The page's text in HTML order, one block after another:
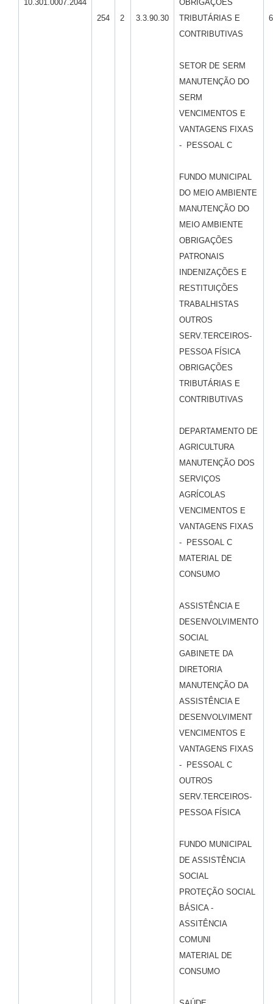
10.301.0007.2044
254 2 3.3.90.30
OBRIGAÇÕES
TRIBUTÁRIAS E
CONTRIBUTIVAS
SETOR DE SERM
MANUTENÇÃO DO
SERM
VENCIMENTOS E
VANTAGENS FIXAS
- PESSOAL C
FUNDO MUNICIPAL
DO MEIO AMBIENTE
MANUTENÇÃO DO
MEIO AMBIENTE
OBRIGAÇÕES
PATRONAIS
INDENIZAÇÕES E
RESTITUIÇÕES
TRABALHISTAS
OUTROS
SERV.TERCEIROS-
PESSOA FÍSICA
OBRIGAÇÕES
TRIBUTÁRIAS E
CONTRIBUTIVAS
DEPARTAMENTO DE
AGRICULTURA
MANUTENÇÃO DOS
SERVIÇOS
AGRÍCOLAS
VENCIMENTOS E
VANTAGENS FIXAS
- PESSOAL C
MATERIAL DE
CONSUMO
ASSISTÊNCIA E
DESENVOLVIMENTO
SOCIAL
GABINETE DA
DIRETORIA
MANUTENÇÃO DA
ASSISTÊNCIA E
DESENVOLVIMENT
VENCIMENTOS E
VANTAGENS FIXAS
- PESSOAL C
OUTROS
SERV.TERCEIROS-
PESSOA FÍSICA
FUNDO MUNICIPAL
DE ASSISTÊNCIA
SOCIAL
PROTEÇÃO SOCIAL
BÁSICA -
ASSITÊNCIA
COMUNI
MATERIAL DE
CONSUMO